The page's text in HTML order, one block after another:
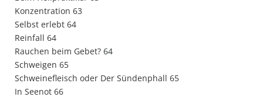
Konzentration 63
Selbst erlebt 64
Reinfall 64
Rauchen beim Gebet? 64
Schweigen 65
Schweinefleisch oder Der Sündenphall 65
In Seenot 66